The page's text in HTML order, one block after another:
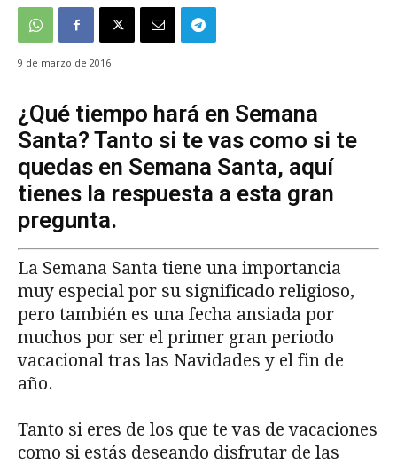
9 de marzo de 2016
¿Qué tiempo hará en Semana
Santa? Tanto si te vas como si te
quedas en Semana Santa, aquí
tienes la respuesta a esta gran
pregunta.
La Semana Santa tiene una importancia
muy especial por su significado religioso,
pero también es una fecha ansiada por
muchos por ser el primer gran periodo
vacacional tras las Navidades y el fin de
año.
Tanto si eres de los que te vas de vacaciones
como si estás deseando disfrutar de las